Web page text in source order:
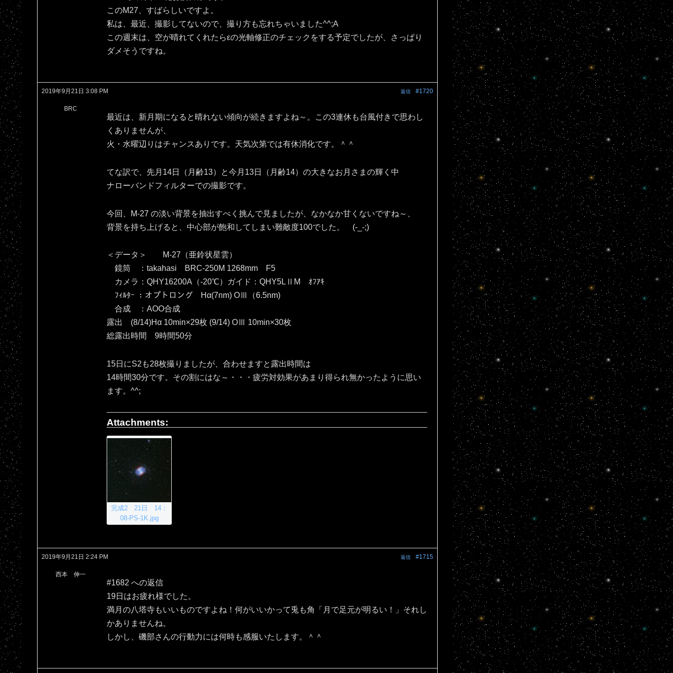
このM27、すばらしいですよ。
私は、最近、撮影してないので、撮り方も忘れちゃいました^^;A
この週末は、空が晴れてくれたらεの光軸修正のチェックをする予定でしたが、さっぱり
ダメそうですね。
2019年9月21日 3:08 PM #1720
返信
BRC
最近は、新月期になると晴れない傾向が続きますよね～。この3連休も台風付きで思わし
くありませんが、
火・水曜辺りはチャンスありです。天気次第では有休消化です。＾＾
てな訳で、先月14日（月齢13）と今月13日（月齢14）の大きなお月さまの輝く中
ナローバンドフィルターでの撮影です。
今回、M-27 の淡い背景を抽出すべく挑んで見ましたが、なかなか甘くないですね～、
背景を持ち上げると、中心部が飽和してしまい難敵度100でした。 (-_-;)
＜データ＞ M-27（亜鈴状星雲）
鏡筒 ：takahasi BRC-250M 1268mm F5
カメラ：QHY16200A（‐20℃）ガイド：QHY5LⅡM ｵﾌｱｷ
ﾌｨﾙﾀｰ ：オプトロング Hα(7nm) OⅢ（6.5nm)
合成 ：AOO合成
露出 (8/14)Hα 10min×29枚 (9/14) OⅢ 10min×30枚
総露出時間 9時間50分
15日にS2も28枚撮りましたが、合わせますと露出時間は
14時間30分です。その割にはな～・・・疲労対効果があまり得られ無かったように思い
ます。^^;
Attachments:
完成2 21日 14：
08-PS-1K.jpg
2019年9月21日 2:24 PM #1715
返信
西本 伸一
#1682 への返信
19日はお疲れ様でした。
満月の八塔寺もいいものですよね！何がいいかって兎も角「月で足元が明るい！」それし
かありませんね。
しかし、磯部さんの行動力には何時も感服いたします。＾＾